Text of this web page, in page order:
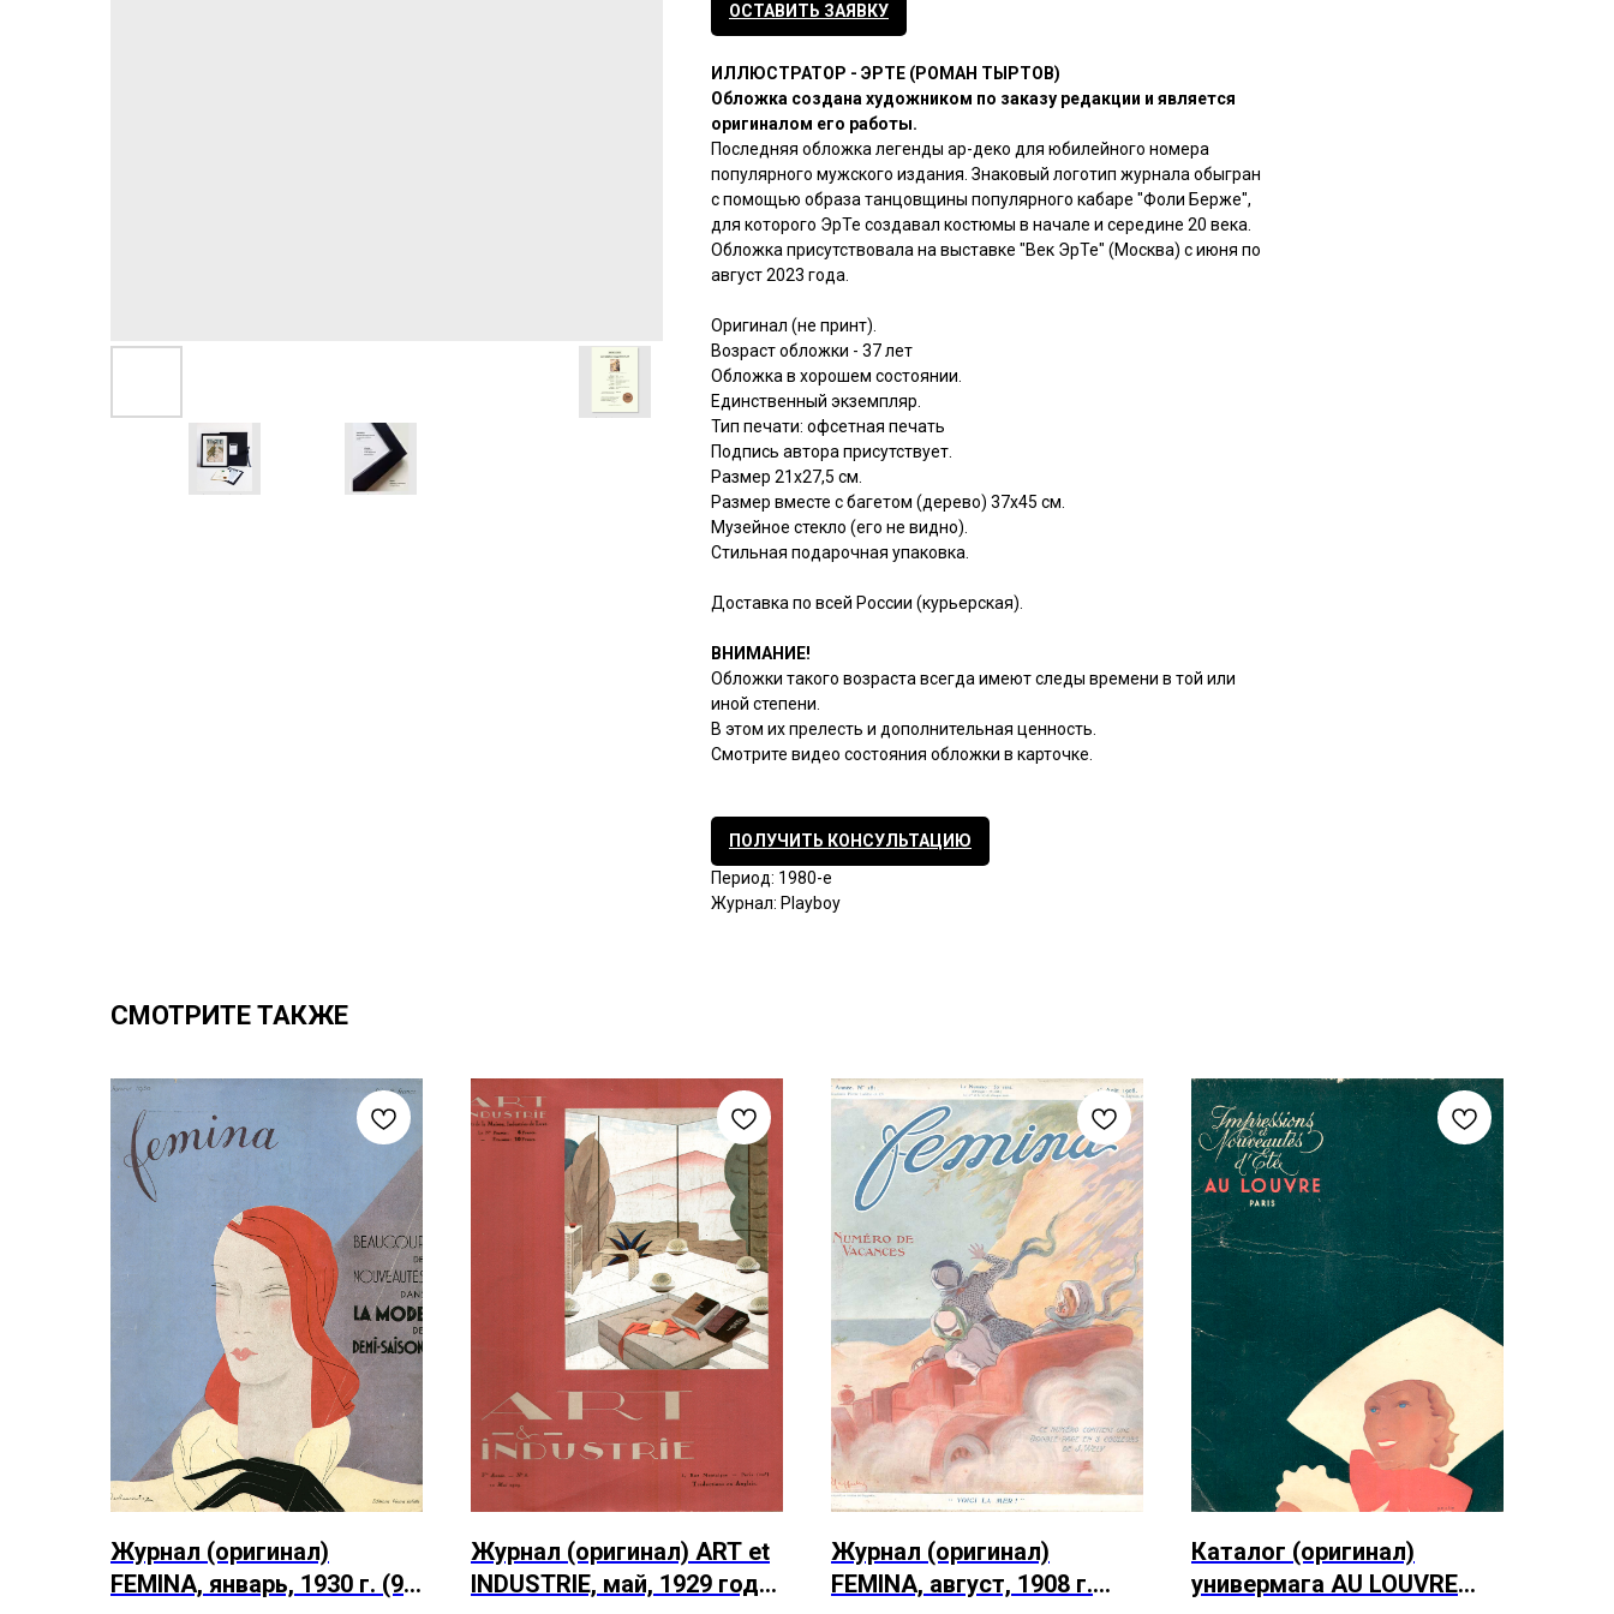
ОСТАВИТЬ ЗАЯВКУ
ИЛЛЮСТРАТОР - ЭРТЕ (РОМАН ТЫРТОВ)
Обложка создана художником по заказу редакции и является
оригиналом его работы.
Последняя обложка легенды ар-деко для юбилейного номера
популярного мужского издания. Знаковый логотип журнала обыгран
с помощью образа танцовщины популярного кабаре "Фоли Берже",
для которого ЭрТе создавал костюмы в начале и середине 20 века.
Обложка присутствовала на выставке "Век ЭрТе" (Москва) с июня по
август 2023 года.
Оригинал (не принт).
Возраст обложки - 37 лет
Обложка в хорошем состоянии.
Единственный экземпляр.
Тип печати: офсетная печать
Подпись автора присутствует.
Размер 21х27,5 см.
Размер вместе с багетом (дерево) 37х45 см.
Музейное стекло (его не видно).
Стильная подарочная упаковка.
Доставка по всей России (курьерская).
ВНИМАНИЕ!
Обложки такого возраста всегда имеют следы времени в той или
иной степени.
В этом их прелесть и дополнительная ценность.
Смотрите видео состояния обложки в карточке.
ПОЛУЧИТЬ КОНСУЛЬТАЦИЮ
Период: 1980-е
Журнал: Playboy
СМОТРИТЕ ТАКЖЕ
Журнал (оригинал)
FEMINA, январь, 1930 г. (94
Журнал (оригинал) ART et
INDUSTRIE, май, 1929 года
Журнал (оригинал)
FEMINA, август, 1908 г.
Каталог (оригинал)
универмага AU LOUVRE